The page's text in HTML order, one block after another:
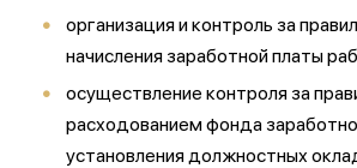
организация и контроль за
начисления заработной платы
осуществление контроля за
расходованием фонда
установления должностных